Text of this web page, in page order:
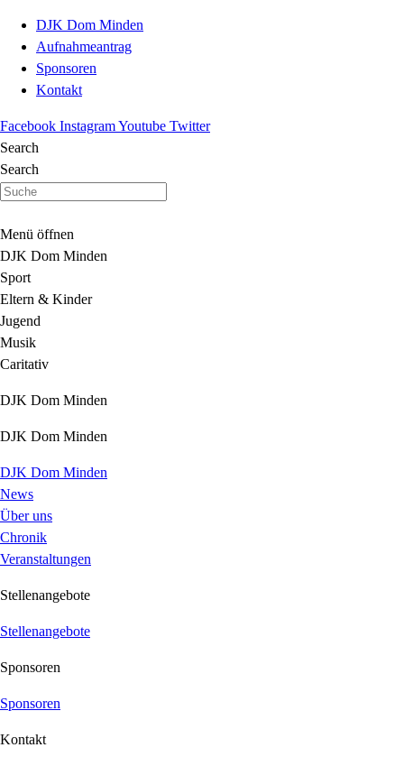
DJK Dom Minden
Aufnahmeantrag
Sponsoren
Kontakt
Facebook InstagramYoutube Twitter
Search
Search
Menü öffnen
DJK Dom Minden
Sport
Eltern & Kinder
Jugend
Musik
Caritativ
DJK Dom Minden
DJK Dom Minden
DJK Dom Minden
News
Über uns
Chronik
Veranstaltungen
Stellenangebote
Stellenangebote
Sponsoren
Sponsoren
Kontakt